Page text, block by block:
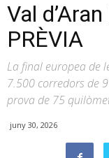
Val
PRÈVIA
La final europea de
7.500 corredors de
prova de 75
juny 30, 2026